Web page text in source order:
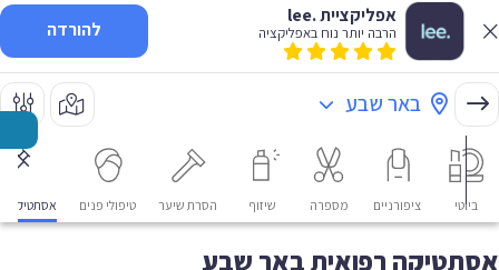
אפליקציית .lee
הרבה יותר נוח באפליקציה להורדה
באר שבע
ביוטי ציפורניים מספרה שיזוף הסרת שיער טיפולי פנים אסתטיקה
אסתטיקה רפואית באר שבע